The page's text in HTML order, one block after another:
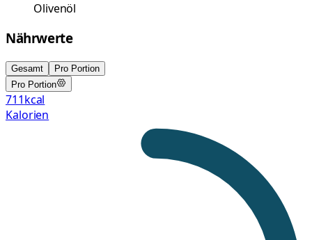
Olivenöl
Nährwerte
Gesamt
Pro Portion
Pro Portion
711kcal
Kalorien